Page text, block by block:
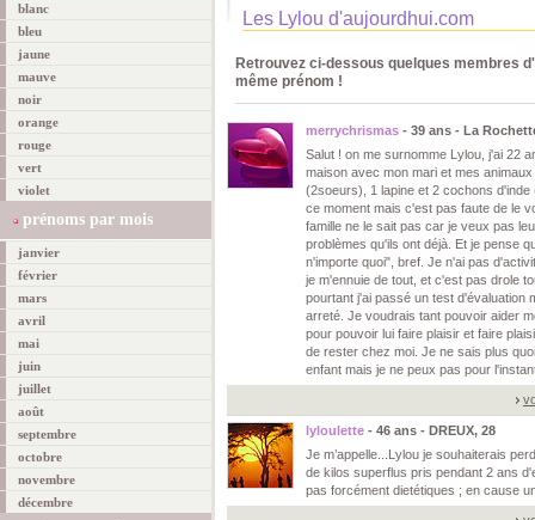
blanc
bleu
jaune
mauve
noir
orange
rouge
vert
violet
prénoms par mois
janvier
février
mars
avril
mai
juin
juillet
août
septembre
octobre
novembre
décembre
Les Lylou d'aujourdhui.com
Retrouvez ci-dessous quelques membres
même prénom !
merrychrismas - 39 ans - La
Salut ! on me surnomme Lylou, j'ai 22
maison avec mon mari et mes
(2soeurs), 1 lapine et 2 cochons
ce moment mais c'est pas faute de le
famille ne le sait pas car je veux pas
problèmes qu'ils ont déjà. Et je pense
n'importe quoi", bref. Je n'ai pas
je m'ennuie de tout, et c'est pas drole
pourtant j'ai passé un test d'évaluation
arreté. Je voudrais tant pouvoir aider
pour pouvoir lui faire plaisir et faire
de rester chez moi. Je ne sais plus
enfant mais je ne peux pas pour
lyloulette - 46 ans - DREUX, 28
Je m’appelle...Lylou je souhaiterais
de kilos superflus pris pendant 2 ans
pas forcément dietétiques ; en cause